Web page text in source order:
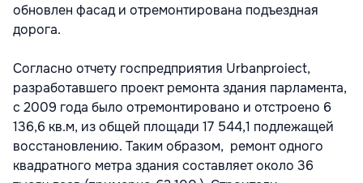
обновлен фасад и отремонтирована подъездная
дорога.
Согласно отчету госпредприятия Urbanproiect,
разработавшего проект ремонта здания парламента,
с 2009 года было отремонтировано и отстроено 6
136,6 кв.м, из общей площади 17 544,1 подлежащей
восстановлению. Таким образом, ремонт одного
квадратного метра здания составляет около 36